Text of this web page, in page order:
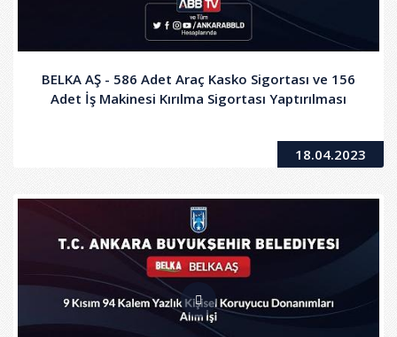
BELKA AŞ - 586 Adet Araç Kasko Sigortası ve 156
Adet İş Makinesi Kırılma Sigortası Yaptırılması
18.04.2023